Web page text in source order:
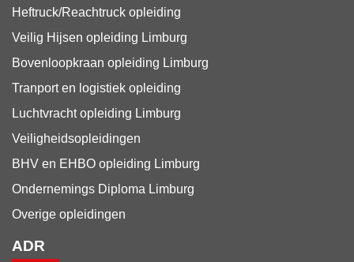
Heftruck/Reachtruck opleiding
Veilig Hijsen opleiding Limburg
Bovenloopkraan opleiding Limburg
Tranport en logistiek opleiding
Luchtvrachtopleiding Limburg
Veiligheidsopleidingen
BHV en EHBO opleiding Limburg
Ondernemings Diploma Limburg
Overige opleidingen
ADR